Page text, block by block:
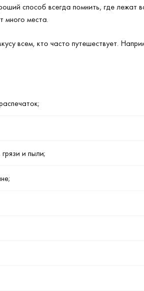
способ всегда помнить, где лежат
много места.
всем, кто часто путешествует.
и пыли;